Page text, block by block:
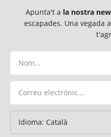
Apunta't a la nostra
escapades. Una vegada